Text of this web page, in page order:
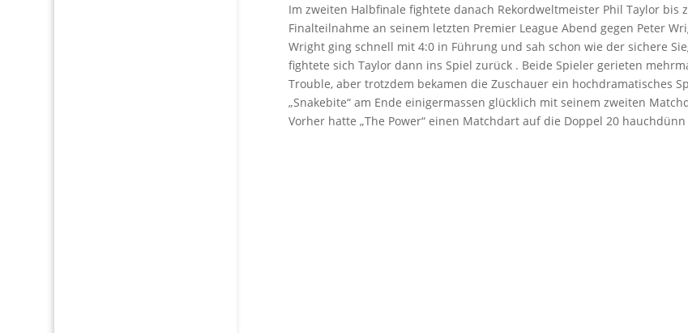
Im zweiten Halbfinale fightete danach Rekordweltmeister Phil Taylor bis
Finalteilnahme an seinem letzten Premier League Abend gegen Peter
Wright ging schnell mit 4:0 in Führung und sah schon wie der sichere
fightete sich Taylor dann ins Spiel zurück . Beide Spieler gerieten
Trouble, aber trotzdem bekamen die Zuschauer ein hochdramatisches
„Snakebite“ am Ende einigermassen glücklich mit seinem zweiten
Vorher hatte „The Power“ einen Matchdart auf die Doppel 20